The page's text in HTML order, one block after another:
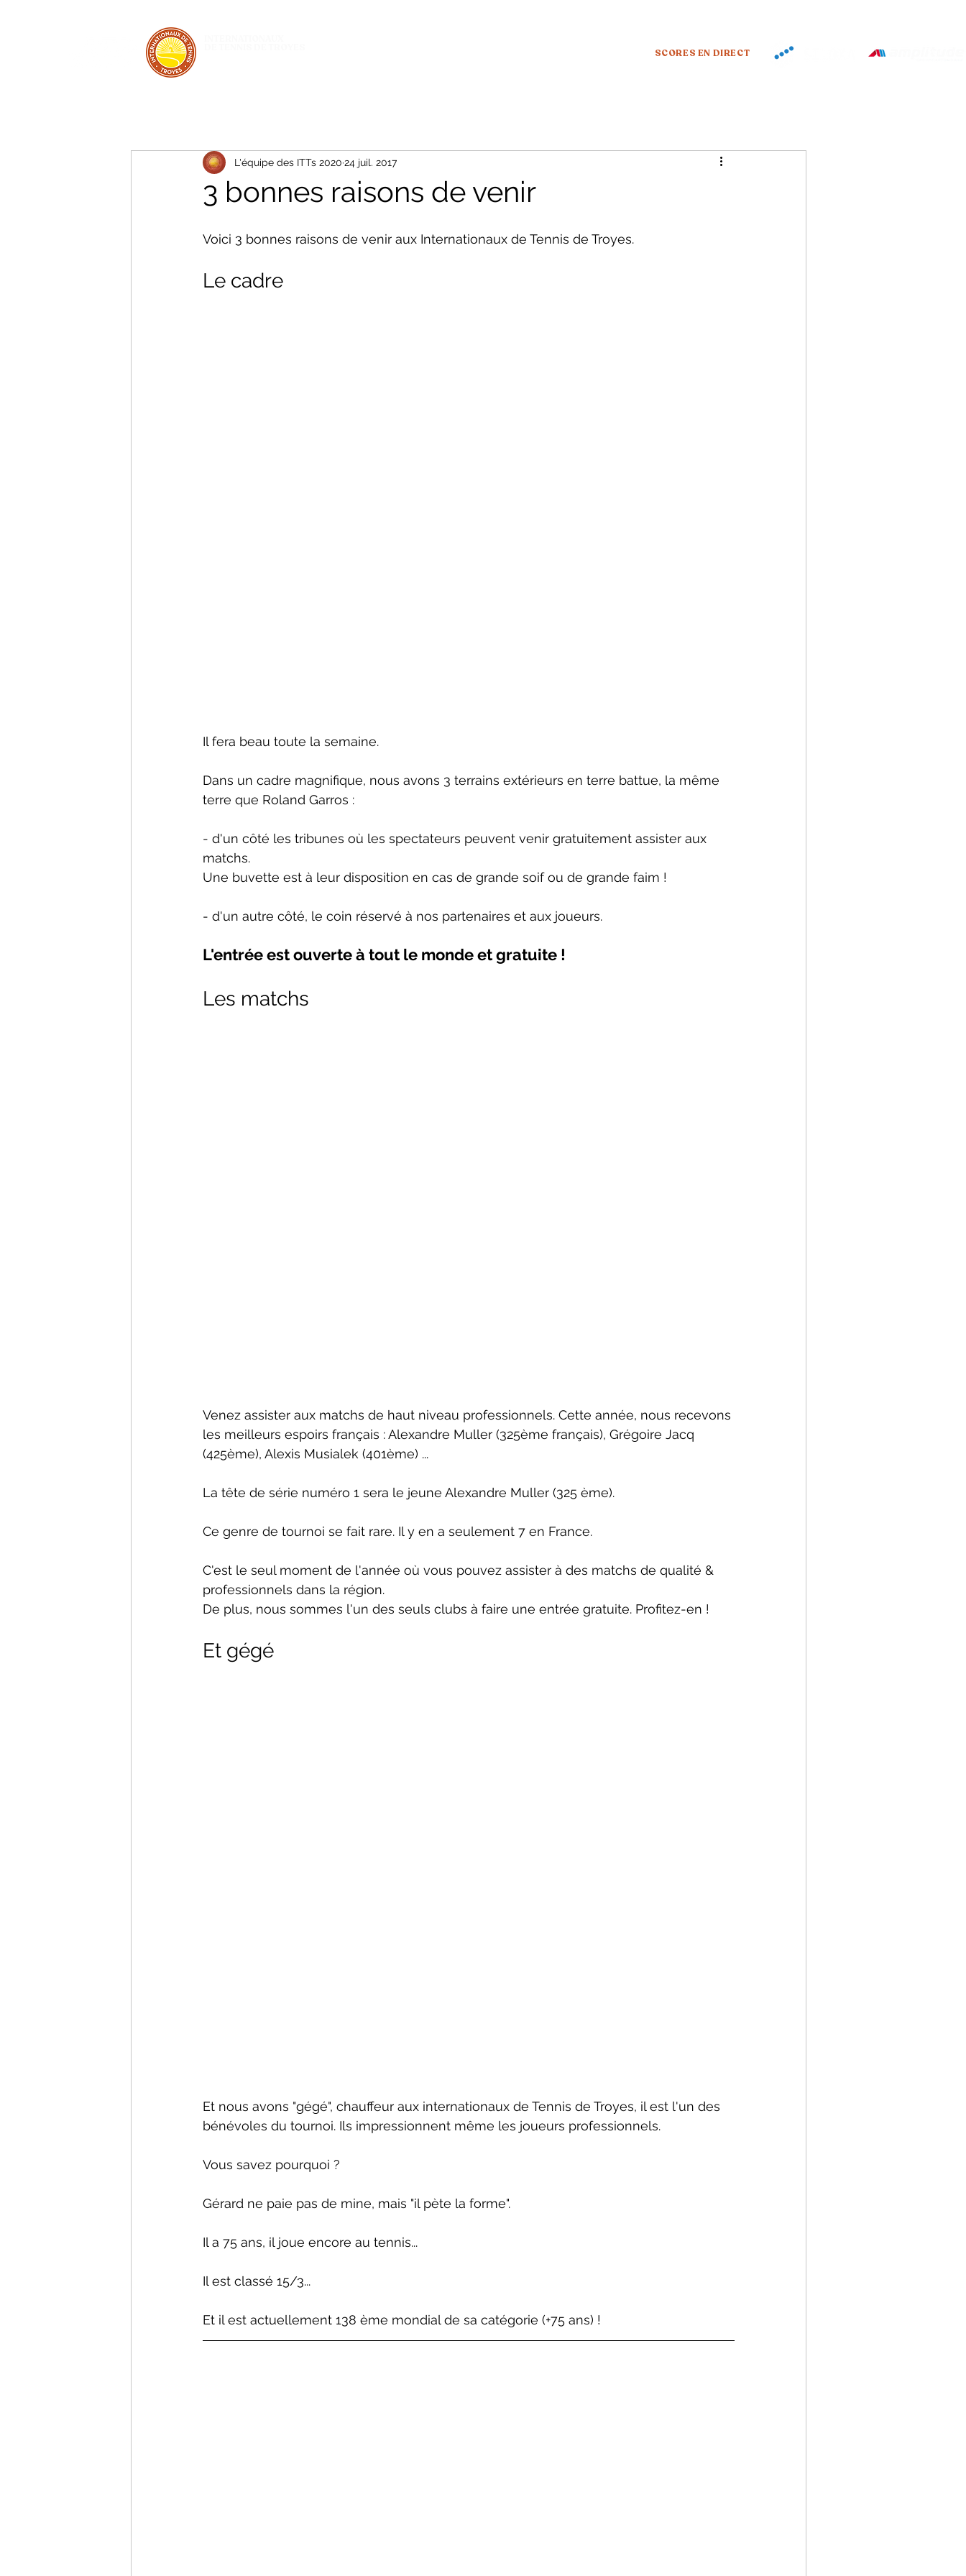
SCORES EN DIRECT
3 bonnes raisons de venir
L'équipe des ITTs 2020 24 juil. 2017
Voici 3 bonnes raisons de venir aux Internationaux de Tennis de Troyes.
Le cadre
Il fera beau toute la semaine.
Dans un cadre magnifique, nous avons 3 terrains extérieurs en terre battue, la même
terre que Roland Garros :
- d'un côté les tribunes où les spectateurs peuvent venir gratuitement assister aux
matchs.
Une buvette est à leur disposition en cas de grande soif ou de grande faim !
- d'un autre côté, le coin réservé à nos partenaires et aux joueurs.
L'entrée est ouverte à tout le monde et gratuite !
Les matchs
Venez assister aux matchs de haut niveau professionnels. Cette année, nous recevons
les meilleurs espoirs français : Alexandre Muller (325ème français), Grégoire Jacq
(425ème), Alexis Musialek (401ème) ...
La tête de série numéro 1 sera le jeune Alexandre Muller (325 ème).
Ce genre de tournoi se fait rare. Il y en a seulement 7 en France.
C'est le seul moment de l'année où vous pouvez assister à des matchs de qualité &
professionnels dans la région.
De plus, nous sommes l'un des seuls clubs à faire une entrée gratuite. Profitez-en !
Et gégé
Et nous avons "gégé", chauffeur aux internationaux de Tennis de Troyes, il est l'un des
bénévoles du tournoi. Ils impressionnent même les joueurs professionnels.
Vous savez pourquoi ?
Gérard ne paie pas de mine, mais "il pète la forme".
Il a 75 ans, il joue encore au tennis...
Il est classé 15/3...
Et il est actuellement 138 ème mondial de sa catégorie (+75 ans) !